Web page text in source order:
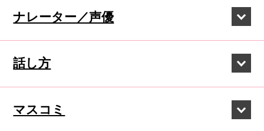
ナレーター／声優
話し方
マスコミ